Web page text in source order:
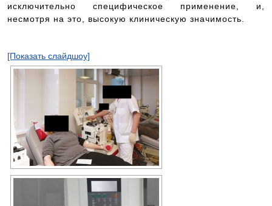
исключительно специфическое применение, и,
несмотря на это, высокую клиническую значимость.
[Показать слайдшоу]